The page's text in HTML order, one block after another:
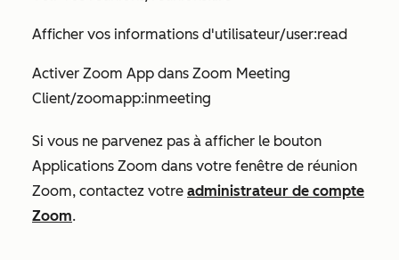
Afficher vos informations d'utilisateur/user:read
Activer Zoom App dans Zoom Meeting
Client/zoomapp:inmeeting
Si vous ne parvenez pas à afficher le bouton
Applications Zoom dans votre fenêtre de réunion
Zoom, contactez votre administrateur de compte
Zoom.